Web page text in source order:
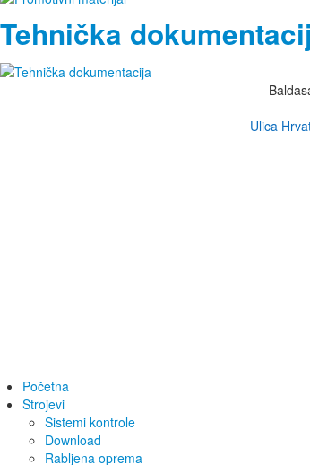
Tehnička
Ulica
Početna
Strojevi
Sistemi kontrole
Download
Rabljena oprema